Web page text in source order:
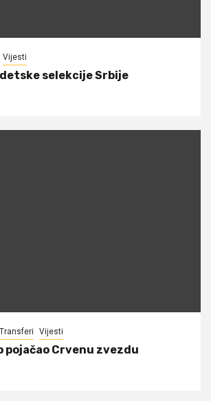
Vijesti
selekcije Srbije
Transferi Vijesti
pojačao Crvenu zvezdu